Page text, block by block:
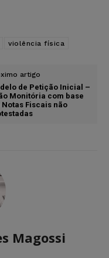
violência física
artigo
de Petição Inicial –
Monitória com base
Notas Fiscais não
Magossi